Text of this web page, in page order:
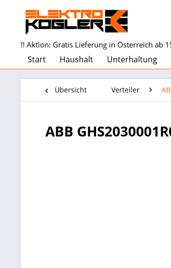
!! Aktion: Gratis Lieferung in Österreich ab
Start Haushalt Unterhaltung
Übersicht Verteiler
ABB